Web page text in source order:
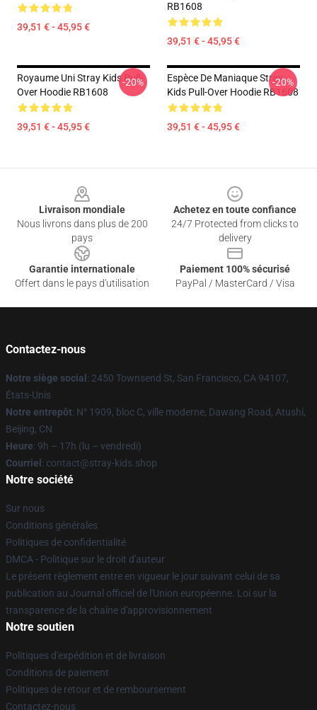
39,51 € - 45,95 €
RB1608
39,51 € - 45,95 €
Royaume Uni Stray Kids Pull-
Over Hoodie RB1608
39,51 € - 45,95 €
-20%
Espèce De Maniaque Stray
Kids Pull-Over Hoodie RB1608
39,51 € - 45,95 €
-20%
Livraison mondiale
Nous livrons dans plus de 200
pays
Achetez en toute confiance
24/7 Protected from clicks to
delivery
Garantie internationale
Offert dans le pays d'utilisation
Paiement 100% sécurisé
PayPal / MasterCard / Visa
Contactez-nous
Notre siège social : 2450 Townsend St, San Francisco, CA 94107,
États-Unis
Notre entrepôt: N° 1909, bloc C, ville moderne, Dawang Road, Atushi,
Beijing, CN
Heure: 9h – 17h (lu – vendredi)
Courriel : contact@stray-kids.shop
Notre société
Sur nous
Conditions générales
Politiques de confidentialité
DMCA - Politique sur le droit d'auteur
Le présent règlement entre en vigueur le jour suivant celui de sa
publication au Journal officiel de l'Union européenne. Loi sur la
transparence de la chaîne d'approvisionnement
Notre soutien
Politiques d'expédition et de livraison
Conditions de paiement
Politiques de retour et de remboursement
Contactez-nous